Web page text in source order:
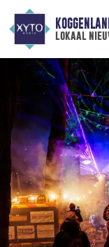
lokaal